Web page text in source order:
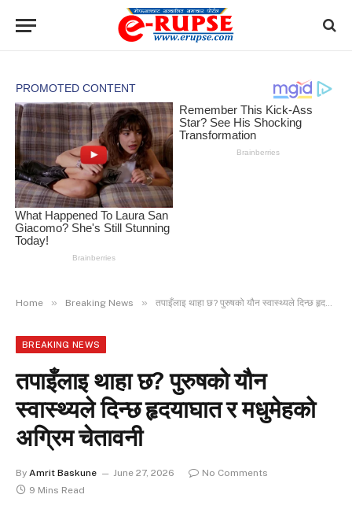
Home » Breaking News » तपाइँलाइ थाहा छ? पुरुषको यौन स्वास्थ्यले दिन्छ हृदयाघात र मधुमेहको अग्रिम चेतावनी
BREAKING NEWS
तपाइँलाइ थाहा छ? पुरुषको यौन
स्वास्थ्यले दिन्छ हृदयाघात र मधुमेहको
अग्रिम चेतावनी
By Amrit Baskune June 27, 2026
No Comments
9 Mins Read